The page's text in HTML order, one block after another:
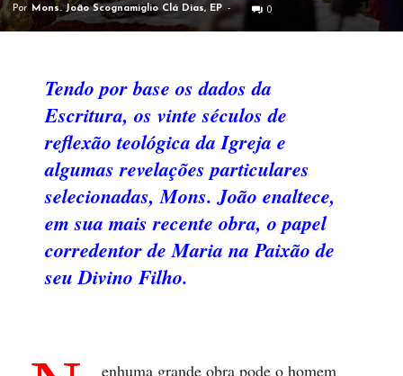
Por Mons. João Scognamiglio Clá Dias, EP - 0
Tendo por base os dados da
Escritura, os vinte séculos de
reflexão teológica da Igreja e
algumas revelações particulares
selecionadas, Mons. João enaltece,
em sua mais recente obra, o papel
corredentor de Maria na Paixão de
seu Divino Filho.
enhuma grande obra pode o homem